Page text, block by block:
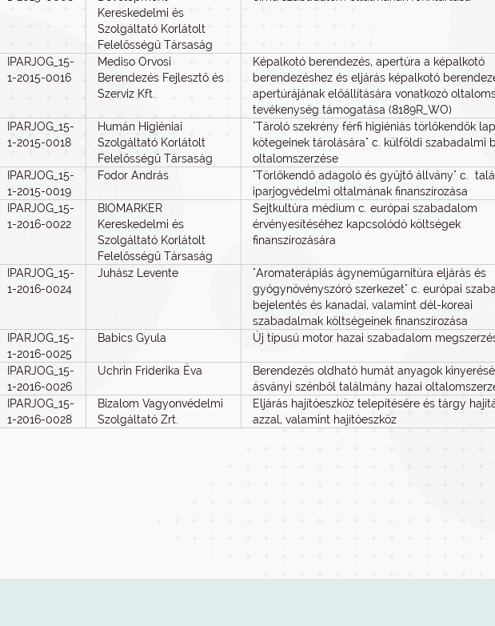
Kereskedelmi és
Szolgáltató Korlátolt
Felelősségű Társaság
IPARJOG_15-
1-2015-0016
Mediso Orvosi
Berendezés Fejlesztő és
Szerviz Kft.
Képalkotó berendezés, apertúra a képalkotó
berendezéshez és eljárás képalkotó
apertúrájának előállítására vonatkozó
tevékenység támogatása (8189R_WO)
IPARJOG_15-
1-2015-0018
Humán Higiéniai
Szolgáltató Korlátolt
Felelősségű Társaság
"Tároló szekrény férfi higiéniás törlőkendők
kötegeinek tárolására" c. külföldi szabadalmi
oltalomszerzése
IPARJOG_15-
1-2015-0019
Fodor András
"Törlőkendő adagoló és gyűjtő állvány" c.
iparjogvédelmi oltalmának finanszírozása
IPARJOG_15-
1-2016-0022
BIOMARKER
Kereskedelmi és
Szolgáltató Korlátolt
Felelősségű Társaság
Sejtkultúra médium c. európai szabadalom
érvényesítéséhez kapcsolódó költségek
finanszírozására
IPARJOG_15-
1-2016-0024
Juhász Levente
"Aromaterápiás ágyneműgarnitúra eljárás és
gyógynövényszóró szerkezet" c. európai
bejelentés és kanadai, valamint dél-koreai
szabadalmak költségeinek finanszírozása
IPARJOG_15-
1-2016-0025
Babics Gyula Új típusú motor hazai szabadalom
IPARJOG_15-
1-2016-0026
Uchrin Friderika Éva
Berendezés oldható humát anyagok
ásványi szénből találmány hazai
IPARJOG_15-
1-2016-0028
Bizalom Vagyonvédelmi
Szolgáltató Zrt.
Eljárás hajítóeszköz telepítésére és tárgy
azzal, valamint hajítóeszköz